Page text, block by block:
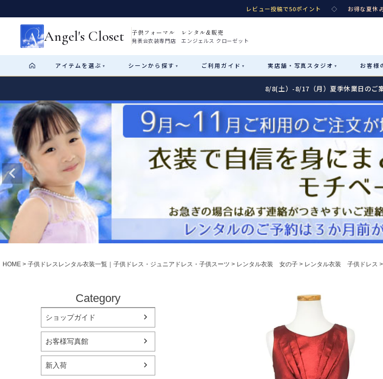
レビュー投稿で50ポイント ◇ お得な夏休
Angel's Closet 子供フォーマル レンタル&販売
発表会衣装専門店 エンジェルス クローゼット
アイテム を選ぶ ▾ シーンから探す ▾ ご利用ガイド ▾ 実店舗・ 写真スタジオ ▾ お客様
カテゴリ詳細→
Rental レンタル
女の子ドレス
小物・アクセ パニエ
アウター レディース
Sale販売
性別・サイズで絞り込む
Recital & Concours
舞台で輝くステージ衣装
Wedding
Start はじめに
01 ショップガイド（総合案内）
レンタル・販売の入口
02 サイズの選び方
測り方と目安
Angel's Closetについて
創業2003年からの想い
Rentalレンタル
04 レンタルのご案内
予約・配送・返却・料金
レンタルの流れ
06 あんしんパック
汚れ・キズ・破損の補償
Atelier
実店舗 つくば店
Tsukuba Boutique
〒 茨城県土浦市大町14-16-1F
8/8(土）-8/17（月）夏季休業日のご
HOME 子供ドレスレンタル衣装一覧｜子供ドレス・ジュニアドレス・子供スーツ レンタル衣装 女の子 レンタル衣装 子供ドレス
Category
ショップガイド
お客様写真館
新入荷